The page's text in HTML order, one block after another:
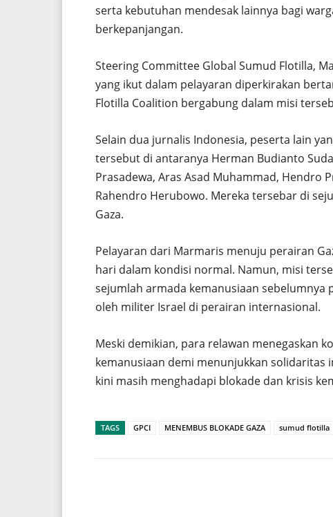
serta kebutuhan mendesak lainnya bagi
berkepanjangan.
Steering Committee Global Sumud Flotilla,
yang ikut dalam pelayaran diperkirakan
Flotilla Coalition bergabung dalam misi
Selain dua jurnalis Indonesia, peserta lain
tersebut di antaranya Herman Budianto
Prasadewa, Aras Asad Muhammad, Hendro
Rahendro Herubowo. Mereka tersebar di
Gaza.
Pelayaran dari Marmaris menuju perairan
hari dalam kondisi normal. Namun, misi
sejumlah armada kemanusiaan
oleh militer Israel di perairan internasional.
Meski demikian, para relawan menegaskan
kemanusiaan demi menunjukkan solidaritas
kini masih menghadapi blokade dan krisis
TAGS GPCI MENEMBUS BLOKADE GAZA sumud flotilla